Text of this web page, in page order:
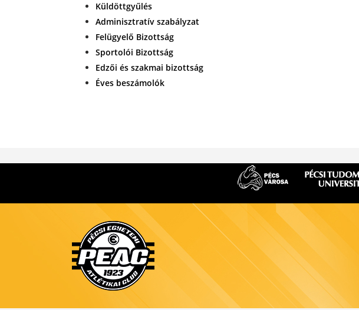
Küldöttgyűlés
Adminisztratív szabályzat
Felügyelő Bizottság
Sportolói Bizottság
Edzői és szakmai bizottság
Éves beszámolók